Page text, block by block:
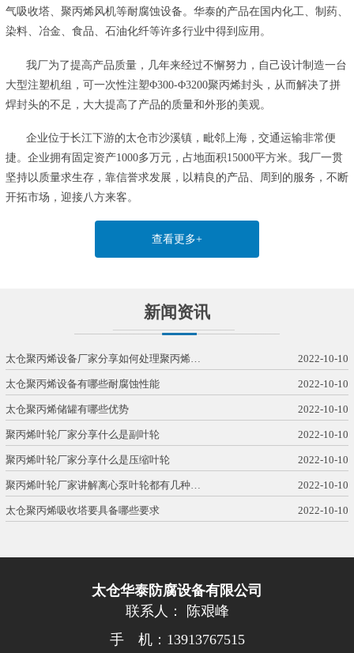
气吸收塔、聚丙烯风机等耐腐蚀设备。华泰的产品在国内化工、制药、
染料、冶金、食品、石油化纤等许多行业中得到应用。
我厂为了提高产品质量，几年来经过不懈努力，自己设计制造一台
大型注塑机组，可一次性注塑Φ300-Φ3200聚丙烯封头，从而解决了拼
焊封头的不足，大大提高了产品的质量和外形的美观。
企业位于长江下游的太仓市沙溪镇，毗邻上海，交通运输非常便
捷。企业拥有固定资产1000多万元，占地面积15000平方米。我厂一贯
坚持以质量求生存，靠信誉求发展，以精良的产品、周到的服务，不断
开拓市场，迎接八方来客。
查看更多+
新闻资讯
太仓聚丙烯设备厂家分享如何处理聚丙烯… 2022-10-10
太仓聚丙烯设备有哪些耐腐蚀性能 2022-10-10
太仓聚丙烯储罐有哪些优势 2022-10-10
聚丙烯叶轮厂家分享什么是副叶轮 2022-10-10
聚丙烯叶轮厂家分享什么是压缩叶轮 2022-10-10
聚丙烯叶轮厂家讲解离心泵叶轮都有几种… 2022-10-10
太仓聚丙烯吸收塔要具备哪些要求 2022-10-10
太仓华泰防腐设备有限公司
联系人： 陈艰峰
手 机：13913767515